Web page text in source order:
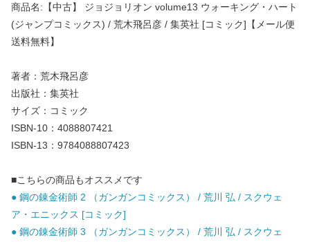
商品名:【中古】 ジョジョリオン volume13 ウォーキング・ハート
(ジャンプコミックス) / 荒木飛呂彦 / 集英社 [コミック]【メール便
送料無料】
著者：荒木飛呂彦
出版社：集英社
サイズ：コミック
ISBN-10：4088807421
ISBN-13：9784088807423
■こちらの商品もオススメです
● 鋼の錬金術師 2 （ガンガンコミックス） / 荒川 弘 / スクウェ
ア・エニックス [コミック]
● 鋼の錬金術師 3 （ガンガンコミックス） / 荒川 弘 / スクウェ